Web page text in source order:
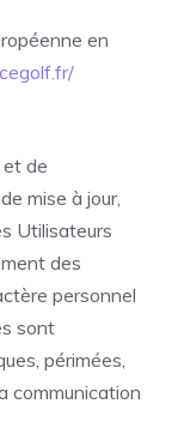
en
et de
mise à jour,
Utilisateurs
des
personnel
sont
périmées,
communication